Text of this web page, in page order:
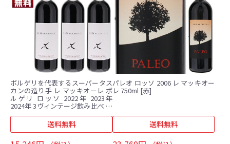
ボルゲリを代表するスーパータス
カンの造り手 レ マッキオーレ ボ
ルゲリ ロッソ 2022年 2023年
2024年 3ヴィンテージ飲み比べ 赤
3本セット (750ml×3)
送料無料
パレオ ロッソ 2006 レ マッキオー
レ 750ml [赤]
送料無料